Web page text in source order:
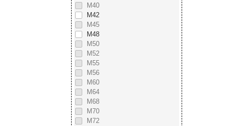
М40
М42
М45
М48
М50
М52
М55
М56
М60
М64
М68
М70
М72